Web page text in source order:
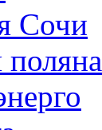
Сочи
поляна